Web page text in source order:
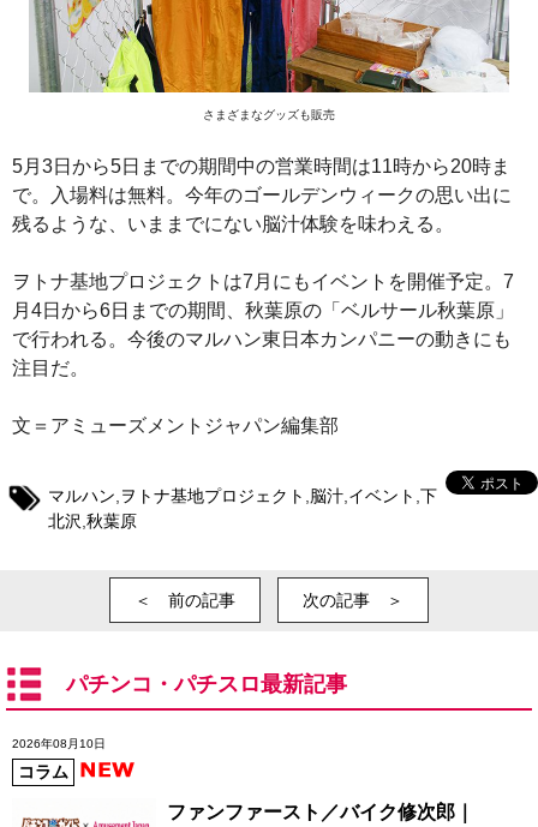
さまざまなグッズも販売
5月3日から5日までの期間中の営業時間は11時から20時ま
で。入場料は無料。今年のゴールデンウィークの思い出に
残るような、いままでにない脳汁体験を味わえる。
ヲトナ基地プロジェクトは7月にもイベントを開催予定。7
月4日から6日までの期間、秋葉原の「ベルサール秋葉原」
で行われる。今後のマルハン東日本カンパニーの動きにも
注目だ。
文＝アミューズメントジャパン編集部
マルハン ヲトナ基地プロジェクト 脳汁 イベント 下
北沢 秋葉原
＜ 前の記事 次の記事 ＞
パチンコ・パチスロ最新記事
2026年08月10日
コラム
ファンファースト／バイク修次郎｜